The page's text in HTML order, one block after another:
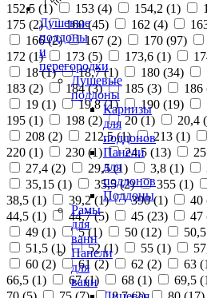
Душевые
поддоны
и
перегородки
Душевые
поддоны
Карнизы
для
поддонов
Панели
для
поддонов
Поддоны
Рамы
для
ванн
Панели
для
ванн
152,5 (1) 153 (4) 154,2 (1)
175 (2) 160 (45) 162 (4)
166 (2) 167 (2) 170 (97)
172 (1) 173 (5) 173,6 (1)
18 (1) 18,7 (1) 180 (34)
183 (2) 184 (3) 185 (3) 186
19 (1) 19,8 (1) 190 (19)
195 (1) 198 (2) 20 (1) 20,4 (
208 (2) 212,5 (1) 213 (1)
220 (1) 230 (1) 24,5 (13)
27,4 (2) 29,5 (1) 3,8 (1)
35,15 (1) 35,5 (2) 355 (1)
38,5 (1) 39,2 (1) 390 (1) 40
44,5 (1) 44,7 (5) 45 (23) 47
49 (1) 5 (1) 50 (12)
51,5 (1) 52 (1) 55 (1)
60 (2) 61 (2) 62 (2) 63 (1
66,5 (1) 67 (1) 68 (1) 69,5 (1